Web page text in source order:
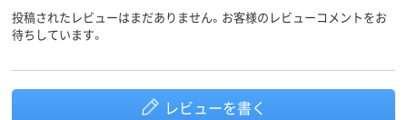
投稿されたレビューはまだありません。お客様のレビューコメントをお
待ちしています。
レビューを書く